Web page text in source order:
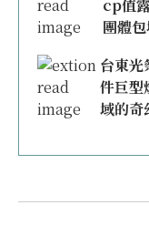
cp值
團體
台東光
件巨型
域的奇